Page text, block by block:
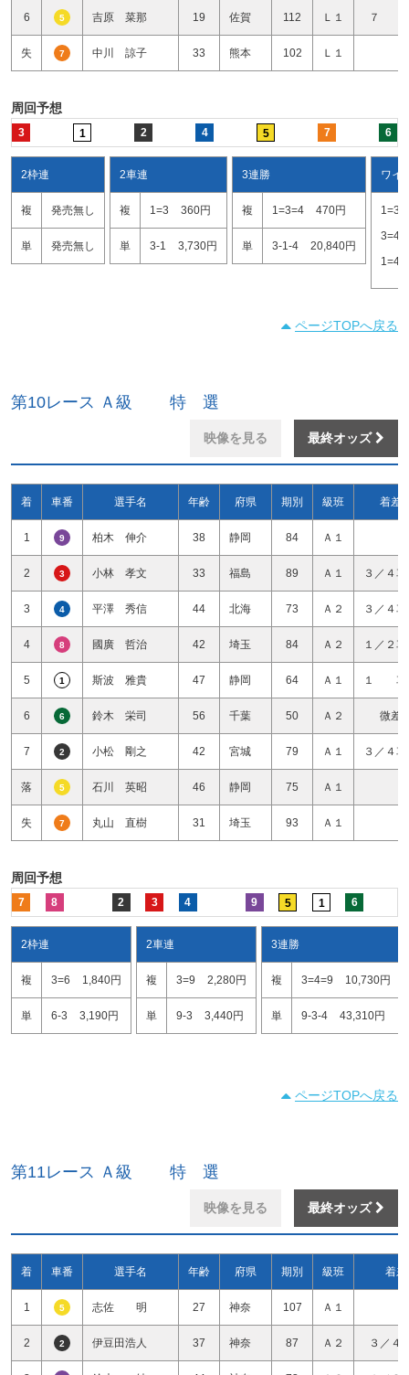
6 5 吉原 菜那 19 佐賀 112 Ｌ１ ７
失 7 中川 諒子 33 熊本 102 Ｌ１
周回予想
3 1 2 4 5 7 6
2枠連
複 発売無し
単 発売無し
2車連
複 1=3 360円
単 3-1 3,730円
3連勝
複 1=3=4 470円
単 3-1-4 20,840円
ワイ
1=3
3=4
1=4
ページTOPへ戻る
第10レース Ａ級 特 選
映像を見る 最終オッズ
着 車番 選手名 年齢 府県 期別 級班 着差
1 9 柏木 伸介 38 静岡 84 Ａ１
2 3 小林 孝文 33 福島 89 Ａ１ ３／４
3 4 平澤 秀信 44 北海 73 Ａ２ ３／４
4 8 國廣 哲治 42 埼玉 84 Ａ２ １／２
5 1 斯波 雅貴 47 静岡 64 Ａ１ １ 車
6 6 鈴木 栄司 56 千葉 50 Ａ２ 微差
7 2 小松 剛之 42 宮城 79 Ａ１ ３／４
落 5 石川 英昭 46 静岡 75 Ａ１
失 7 丸山 直樹 31 埼玉 93 Ａ１
周回予想
7 8 2 3 4 9 5 1 6
2枠連
複 3=6 1,840円
単 6-3 3,190円
2車連
複 3=9 2,280円
単 9-3 3,440円
3連勝
複 3=4=9 10,730円
単 9-3-4 43,310円
ページTOPへ戻る
第11レース Ａ級 特 選
映像を見る 最終オッズ
着 車番 選手名 年齢 府県 期別 級班 着差
1 5 志佐 明 27 神奈 107 Ａ１
2 2 伊豆田浩人 37 神奈 87 Ａ２ ３／４